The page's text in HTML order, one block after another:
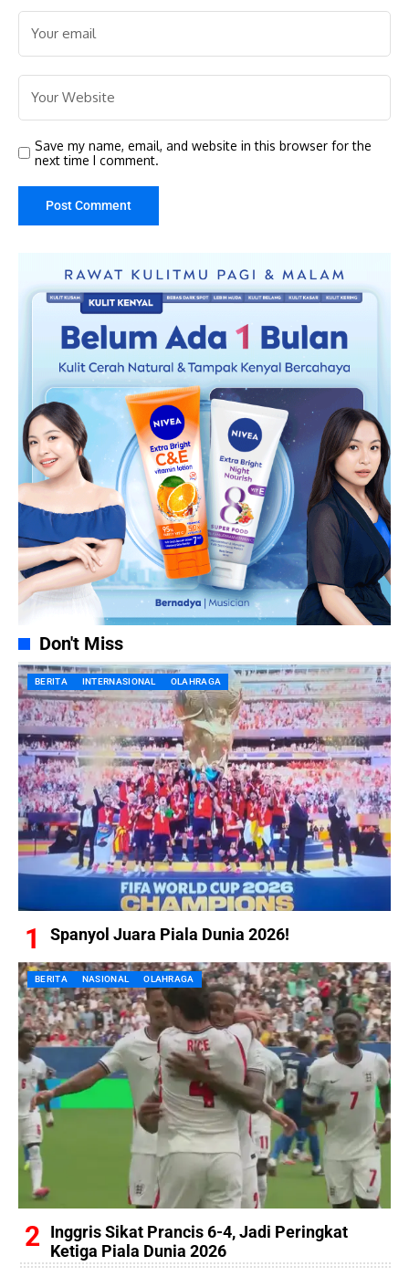
Save my name, email, and website in this browser for the
next time I comment.
Don't Miss
BERITA INTERNASIONAL OLAHRAGA
Spanyol Juara Piala Dunia 2026!
BERITA NASIONAL OLAHRAGA
Inggris Sikat Prancis 6-4, Jadi Peringkat
Ketiga Piala Dunia 2026